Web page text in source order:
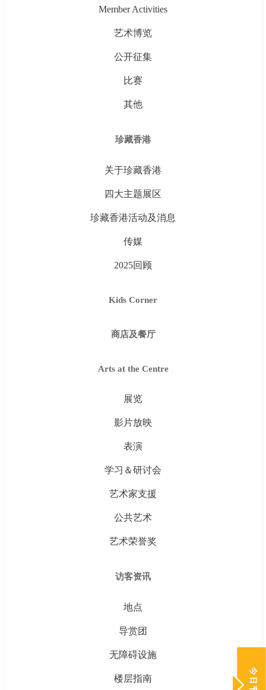
Member Activities
艺术博览
公开征集
比赛
其他
珍藏香港
关于珍藏香港
四大主题展区
珍藏香港活动及消息
传媒
2025回顾
Kids Corner
商店及餐厅
Arts at the Centre
展览
影片放映
表演
学习＆研讨会
艺术家支援
公共艺术
艺术荣誉奖
访客资讯
地点
导赏团
无障碍设施
楼层指南